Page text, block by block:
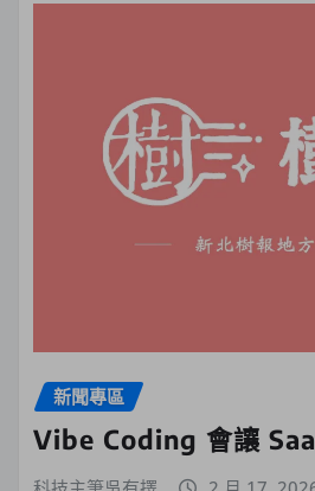
新聞專區
Vibe Coding 會讓